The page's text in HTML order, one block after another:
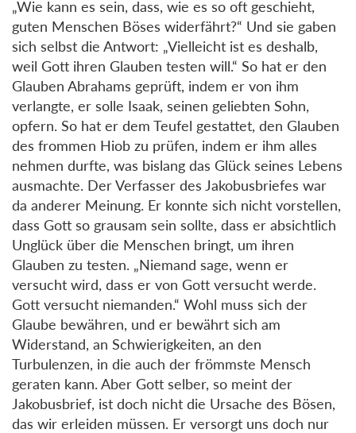
„Wie kann es sein, dass, wie es so oft geschieht,
guten Menschen Böses widerfährt?“ Und sie gaben
sich selbst die Antwort: „Vielleicht ist es deshalb,
weil Gott ihren Glauben testen will.“ So hat er den
Glauben Abrahams geprüft, indem er von ihm
verlangte, er solle Isaak, seinen geliebten Sohn,
opfern. So hat er dem Teufel gestattet, den Glauben
des frommen Hiob zu prüfen, indem er ihm alles
nehmen durfte, was bislang das Glück seines Lebens
ausmachte. Der Verfasser des Jakobusbriefes war
da anderer Meinung. Er konnte sich nicht vorstellen,
dass Gott so grausam sein sollte, dass er absichtlich
Unglück über die Menschen bringt, um ihren
Glauben zu testen. „Niemand sage, wenn er
versucht wird, dass er von Gott versucht werde.
Gott versucht niemanden.“ Wohl muss sich der
Glaube bewähren, und er bewährt sich am
Widerstand, an Schwierigkeiten, an den
Turbulenzen, in die auch der frömmste Mensch
geraten kann. Aber Gott selber, so meint der
Jakobusbrief, ist doch nicht die Ursache des Bösen,
das wir erleiden müssen. Er versorgt uns doch nur